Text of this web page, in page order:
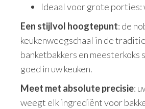
Ideaal voor grote porties:
Een stijlvol hoogtepunt: de
keukenweegschaal in de
banketbakkers en meesterkoks
goed in uw keuken.
Meet met absolute precisie:
weegt elk ingrediënt voor